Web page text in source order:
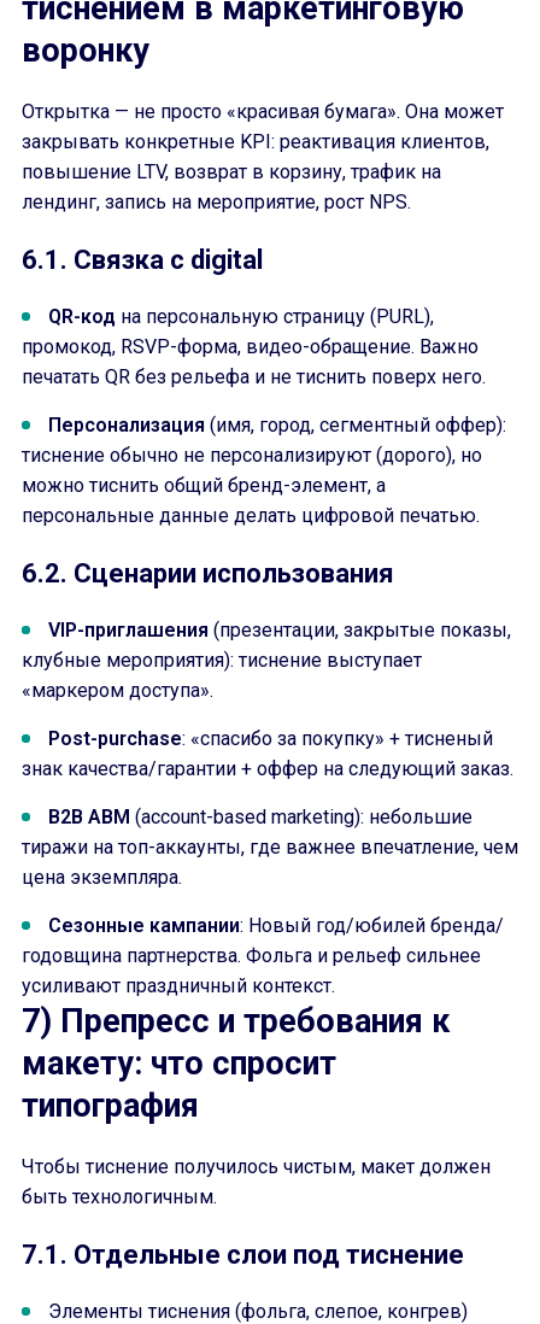
тиснением в маркетинговую
воронку
Открытка — не просто «красивая бумага». Она может
закрывать конкретные KPI: реактивация клиентов,
повышение LTV, возврат в корзину, трафик на
лендинг, запись на мероприятие, рост NPS.
6.1. Связка с digital
QR-код на персональную страницу (PURL),
промокод, RSVP-форма, видео-обращение. Важно
печатать QR без рельефа и не тиснить поверх него.
Персонализация (имя, город, сегментный оффер):
тиснение обычно не персонализируют (дорого), но
можно тиснить общий бренд-элемент, а
персональные данные делать цифровой печатью.
6.2. Сценарии использования
VIP-приглашения (презентации, закрытые показы,
клубные мероприятия): тиснение выступает
«маркером доступа».
Post-purchase: «спасибо за покупку» + тисненый
знак качества/гарантии + оффер на следующий заказ.
B2B ABM (account-based marketing): небольшие
тиражи на топ-аккаунты, где важнее впечатление, чем
цена экземпляра.
Сезонные кампании: Новый год/юбилей бренда/
годовщина партнерства. Фольга и рельеф сильнее
усиливают праздничный контекст.
7) Препресс и требования к
макету: что спросит
типография
Чтобы тиснение получилось чистым, макет должен
быть технологичным.
7.1. Отдельные слои под тиснение
Элементы тиснения (фольга, слепое, конгрев)